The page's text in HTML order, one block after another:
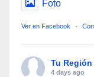
Foto
Ver en Facebook ·
Tu
4 days ago